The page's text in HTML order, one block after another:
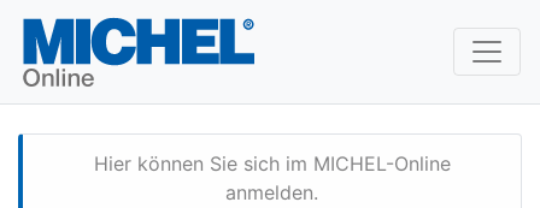
Hier können Sie sich im MICHEL-Online
anmelden.